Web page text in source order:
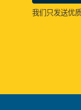
我们只发送优